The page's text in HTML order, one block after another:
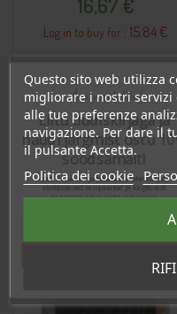
16,67 €
Log in to buy for : 15.84 €
Aggiungi Al Carrello
INGROSSO
INGROSSO
INGROSSO
Questo sito web utilizza
migliorare i nostri
alle tue preferenze
navigazione. Per dare il
il pulsante Accetta.
Politica dei cookie
Ära veel lahku!
Liitu uudiskirjaga ja
naudi järgmist ostu
soodsamalt!
Sind ootavad spetsiaalsed allahindlused,
eksklusiivsed kampaaniad ja kingitused!
Registreeru e-maili aadressiga ja saad